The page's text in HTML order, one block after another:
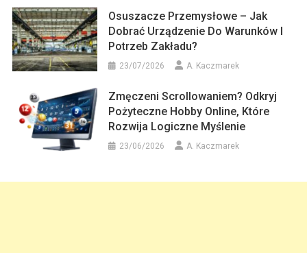
Osuszacze Przemysłowe – Jak
Dobrać Urządzenie Do Warunków I
Potrzeb Zakładu?
23/07/2026 A. Kaczmarek
Zmęczeni Scrollowaniem? Odkryj
Pożyteczne Hobby Online, Które
Rozwija Logiczne Myślenie
23/06/2026 A. Kaczmarek